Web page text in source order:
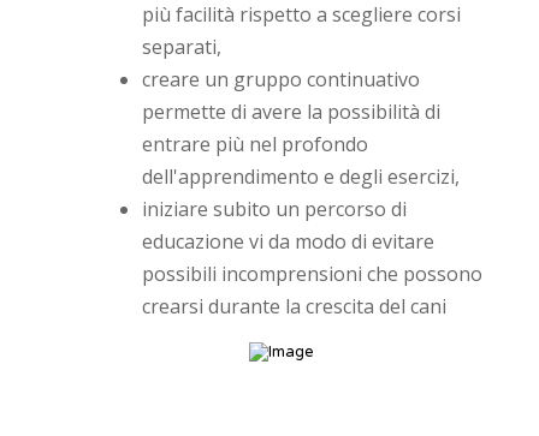
più facilità rispetto a scegliere corsi
separati,
creare un gruppo continuativo
permette di avere la possibilità di
entrare più nel profondo
dell'apprendimento e degli esercizi,
iniziare subito un percorso di
educazione vi da modo di evitare
possibili incomprensioni che possono
crearsi durante la crescita del cani